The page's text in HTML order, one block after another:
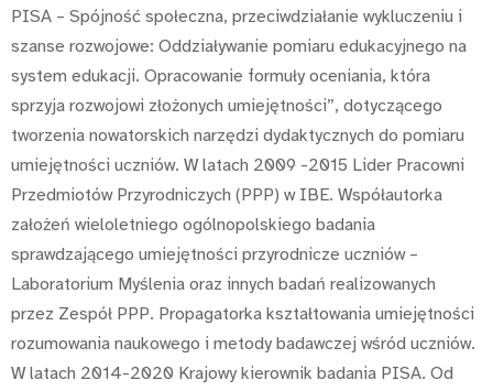
PISA – Spójność społeczna, przeciwdziałanie wykluczeniu i
szanse rozwojowe: Oddziaływanie pomiaru edukacyjnego na
system edukacji. Opracowanie formuły oceniania, która
sprzyja rozwojowi złożonych umiejętności”, dotyczącego
tworzenia nowatorskich narzędzi dydaktycznych do pomiaru
umiejętności uczniów. W latach 2009 -2015 Lider Pracowni
Przedmiotów Przyrodniczych (PPP) w IBE. Współautorka
założeń wieloletniego ogólnopolskiego badania
sprawdzającego umiejętności przyrodnicze uczniów –
Laboratorium Myślenia oraz innych badań realizowanych
przez Zespół PPP. Propagatorka kształtowania umiejętności
rozumowania naukowego i metody badawczej wśród uczniów.
W latach 2014-2020 Krajowy kierownik badania PISA. Od